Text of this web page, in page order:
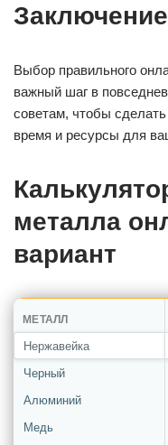
Заключение
Выбор правильного
важный шаг в
советам, чтобы
время и ресурсы для
металла
вариант